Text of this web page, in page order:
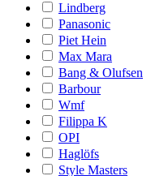
Lindberg
Panasonic
Piet Hein
Max Mara
Bang & Olufsen
Barbour
Wmf
Filippa K
OPI
Haglöfs
Style Masters